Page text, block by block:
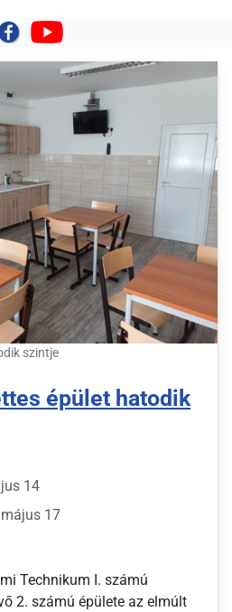
szintje
épület hatodik
14
17
Technikum I. számú
2. számú épülete az elmúlt